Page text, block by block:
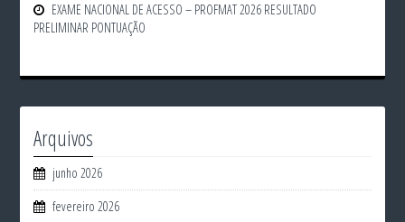
EXAME NACIONAL DE ACESSO – PROFMAT 2026 RESULTADO
PRELIMINAR PONTUAÇÃO
Arquivos
junho 2026
fevereiro 2026